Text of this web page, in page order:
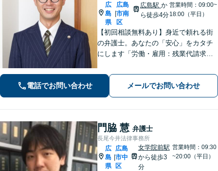
広
島
県
広島
市南
区
広島駅 か
ら徒歩4分
営業時間：09:00~
18:00（平日）
【初回相談無料あり】身近で頼れる街
の弁護士。あなたの「安心」をカタチ
にします「労働・雇用：残業代請求、
実績が豊富」「不動産：不動産を相続
すべきか、放棄すべきか冷静に判断で
きるようサポートいたします」【広島
電話でお問い合わせ メールでお問い合わせ
門脇 慧 弁護士
長尾今井法律事務所
広
島
県
|
広島
市中
区
女学院前駅
から徒歩3
分
営業時間：09:30
~20:00（平日）